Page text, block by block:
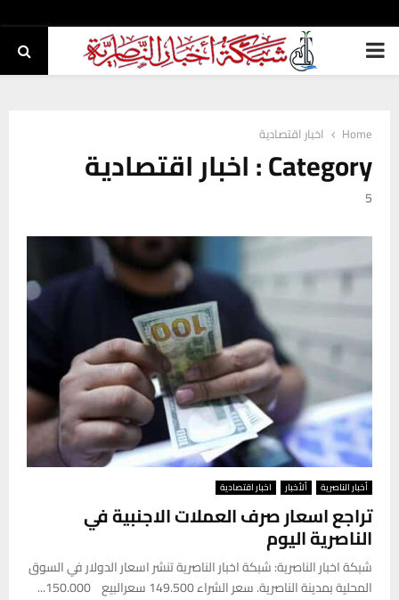
PRIMARY
Home اخبار اقتصادية
Category : اخبار اقتصادية
5
أخبار الناصرية ألأخبار اخبار اقتصادية
تراجع اسعار صرف العملات الاجنبية في
الناصرية اليوم
شبكة اخبار الناصرية: شبكة اخبار الناصرية تنشر اسعار الدولار في السوق
المحلية بمدينة الناصرية. سعر الشراء 149.500 سعرالبيع 150.000...